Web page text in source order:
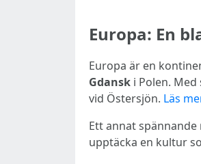
Europa: En
Europa är en
Gdansk i Polen.
vid Östersjön. Läs
Ett annat spännande
upptäcka en kultur